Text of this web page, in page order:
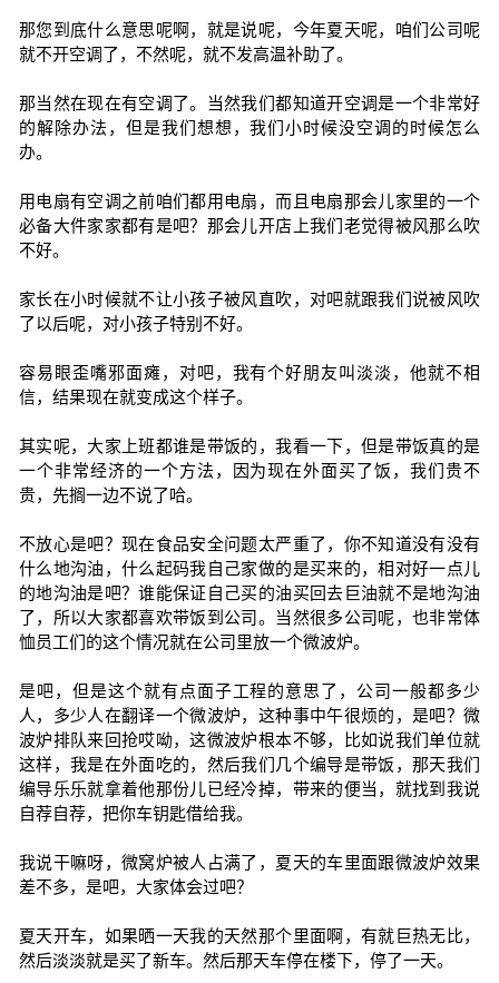
那您到底什么意思呢啊，就是说呢，今年夏天呢，咱们公司呢
就不开空调了，不然呢，就不发高温补助了。
那当然在现在有空调了。当然我们都知道开空调是一个非常好
的解除办法，但是我们想想，我们小时候没空调的时候怎么
办。
用电扇有空调之前咱们都用电扇，而且电扇那会儿家里的一个
必备大件家家都有是吧？那会儿开店上我们老觉得被风那么吹
不好。
家长在小时候就不让小孩子被风直吹，对吧就跟我们说被风吹
了以后呢，对小孩子特别不好。
容易眼歪嘴邪面瘫，对吧，我有个好朋友叫淡淡，他就不相
信，结果现在就变成这个样子。
其实呢，大家上班都谁是带饭的，我看一下，但是带饭真的是
一个非常经济的一个方法，因为现在外面买了饭，我们贵不
贵，先搁一边不说了哈。
不放心是吧？现在食品安全问题太严重了，你不知道没有没有
什么地沟油，什么起码我自己家做的是买来的，相对好一点儿
的地沟油是吧？谁能保证自己买的油买回去巨油就不是地沟油
了，所以大家都喜欢带饭到公司。当然很多公司呢，也非常体
恤员工们的这个情况就在公司里放一个微波炉。
是吧，但是这个就有点面子工程的意思了，公司一般都多少
人，多少人在翻译一个微波炉，这种事中午很烦的，是吧？微
波炉排队来回抢哎呦，这微波炉根本不够，比如说我们单位就
这样，我是在外面吃的，然后我们几个编导是带饭，那天我们
编导乐乐就拿着他那份儿已经冷掉，带来的便当，就找到我说
自荐自荐，把你车钥匙借给我。
我说干嘛呀，微窝炉被人占满了，夏天的车里面跟微波炉效果
差不多，是吧，大家体会过吧？
夏天开车，如果晒一天我的天然那个里面啊，有就巨热无比，
然后淡淡就是买了新车。然后那天车停在楼下，停了一天。